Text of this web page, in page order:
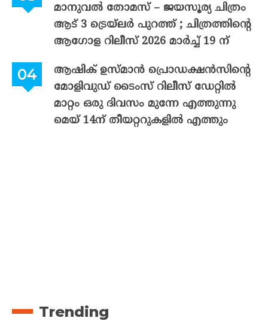
മാനുവൽ തോമസ് – ജയസൂര്യ ചിത്രം
ആട് 3 ട്രെയ്‌ലർ പുറത്ത് ; ചിത്രത്തിന്റെ
ആഗോള റിലീസ് 2026 മാർച്ച് 19 ന്
ആഷിക് ഉസ്മാൻ പ്രൊഡക്ഷൻസിന്റെ
മോളിവുഡ് ടൈംസ് റിലീസ് ഡേറ്റിൽ
മാറ്റം ഒരു ദിവസം മുന്നേ എത്തുന്നു
മെയ് 14ന് തീയറ്ററുകളിൽ എത്തും
Trending